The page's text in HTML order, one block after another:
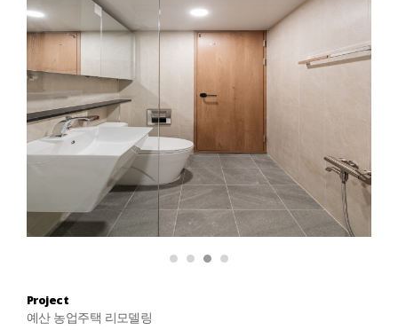
News
1 2 3 4
Project
예산 농업주택 리모델링